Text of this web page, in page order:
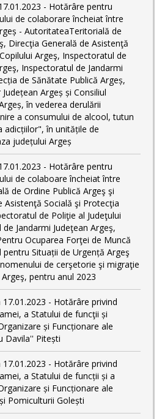
- Hotărâre pentru
de colaborare încheiat între
- AutoritateaTeritorială de
Direcţia Generală de Asistenţă
Argeş, Inspectoratul de
Inspectoratul de Jandarmi
de Sănătate Publică Argeș,
Argeș și Consiliul
în vederea derulării
a consumului de alcool, tutun
adicțiilor", în unitățile de
județului Argeș
- Hotărâre pentru
de colaboare încheiat între
de Ordine Publică Argeş şi
Asistenţă Socială şi Protecţia
de Poliţie al Judeţului
Jandarmi Judeţean Argeş,
Ocuparea Forţei de Muncă
Situații de Urgență Argeş
de cerşetorie şi migraţie
pentru anul 2023
- Hotărâre privind
a Statului de funcţii și
și Funcționare ale
Davila'' Pitești
- Hotărâre privind
a Statului de funcții și a
și Funcționare ale
Pomiculturii Golești